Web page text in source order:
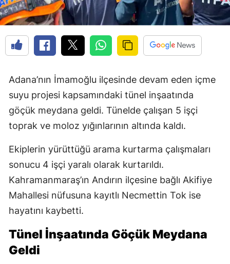
Adana’nın İmamoğlu ilçesinde devam eden içme
suyu projesi kapsamındaki tünel inşaatında
göçük meydana geldi. Tünelde çalışan 5 işçi
toprak ve moloz yığınlarının altında kaldı.
Ekiplerin yürüttüğü arama kurtarma çalışmaları
sonucu 4 işçi yaralı olarak kurtarıldı.
Kahramanmaraş’ın Andırın ilçesine bağlı Akifiye
Mahallesi nüfusuna kayıtlı Necmettin Tok ise
hayatını kaybetti.
Tünel İnşaatında Göçük Meydana
Geldi